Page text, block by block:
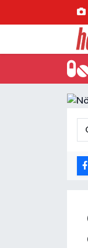
Tire
Tire Hava
Tire Trafik
Süper Lig
Tüm
Haber Arşivi